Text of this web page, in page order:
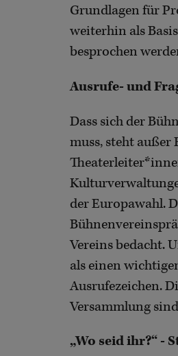
Grundlagen für
weiterhin als
besprochen
Ausrufe- und
Dass sich der
muss, steht außer
der Europawahl.
Vereins bedacht.
als einen
Ausrufezeichen.
Versammlung
„Wo seid ihr?“ -